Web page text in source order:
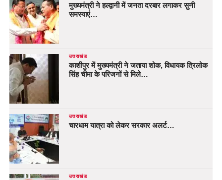
मुख्यमंत्री ने हल्द्वानी में जनता दरबार लगाकर सुनी
समस्याएं…
उत्तराखंड
काशीपुर में मुख्यमंत्री ने जताया शोक, विधायक त्रिलोक
सिंह चीमा के परिजनों से मिले…
उत्तराखंड
चारधाम यात्रा को लेकर सरकार अलर्ट…
उत्तराखंड